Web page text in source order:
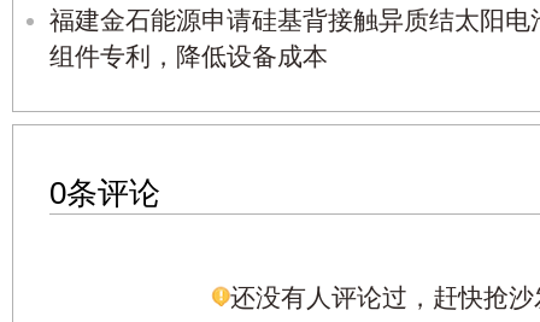
福建金石能源申请硅基背接触异质结太阳
组件专利，降低设备成本
0条评论
还没有人评论过，赶快抢沙